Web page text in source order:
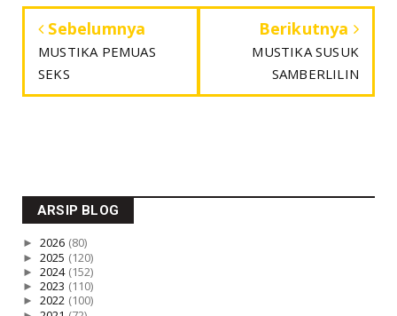
Sebelumnya
MUSTIKA PEMUAS
SEKS
Berikutnya
MUSTIKA SUSUK
SAMBERLILIN
ARSIP BLOG
► 2026 (80)
► 2025 (120)
► 2024 (152)
► 2023 (110)
► 2022 (100)